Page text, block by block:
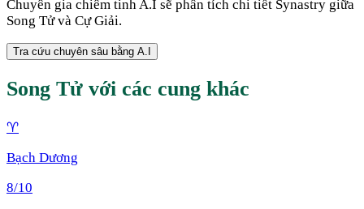
Chuyên gia chiêm tinh A.I sẽ phân tích chi tiết Synastry giữa
Song Tửvà Cự Giải.
Tra cứu chuyên sâu bằng A.I
Song Tử với các cung khác
♈
Bạch Dương
8/10